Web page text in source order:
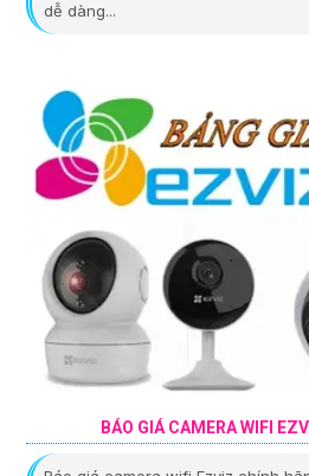
dễ dàng...
BÁO GIÁ CAMERA WIFI